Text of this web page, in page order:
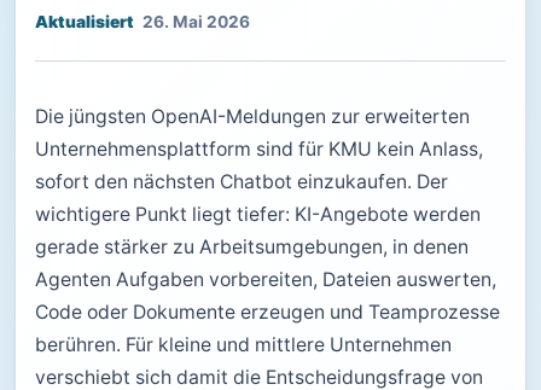
26. Mai 2026
Die jüngsten OpenAI-Meldungen zur erweiterten
Unternehmensplattform sind für KMU kein Anlass,
sofort den nächsten Chatbot einzukaufen. Der
wichtigere Punkt liegt tiefer: KI-Angebote werden
gerade stärker zu Arbeitsumgebungen, in denen
Agenten Aufgaben vorbereiten, Dateien auswerten,
Code oder Dokumente erzeugen und Teamprozesse
berühren. Für kleine und mittlere Unternehmen
verschiebt sich damit die Entscheidungsfrage von